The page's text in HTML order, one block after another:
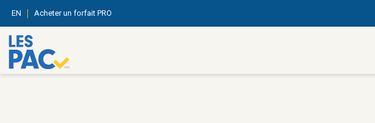
EN Acheter un forfait PRO